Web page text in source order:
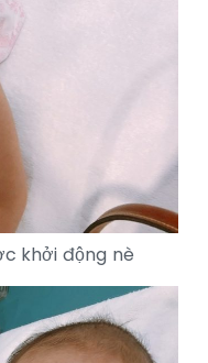
khởi động nè